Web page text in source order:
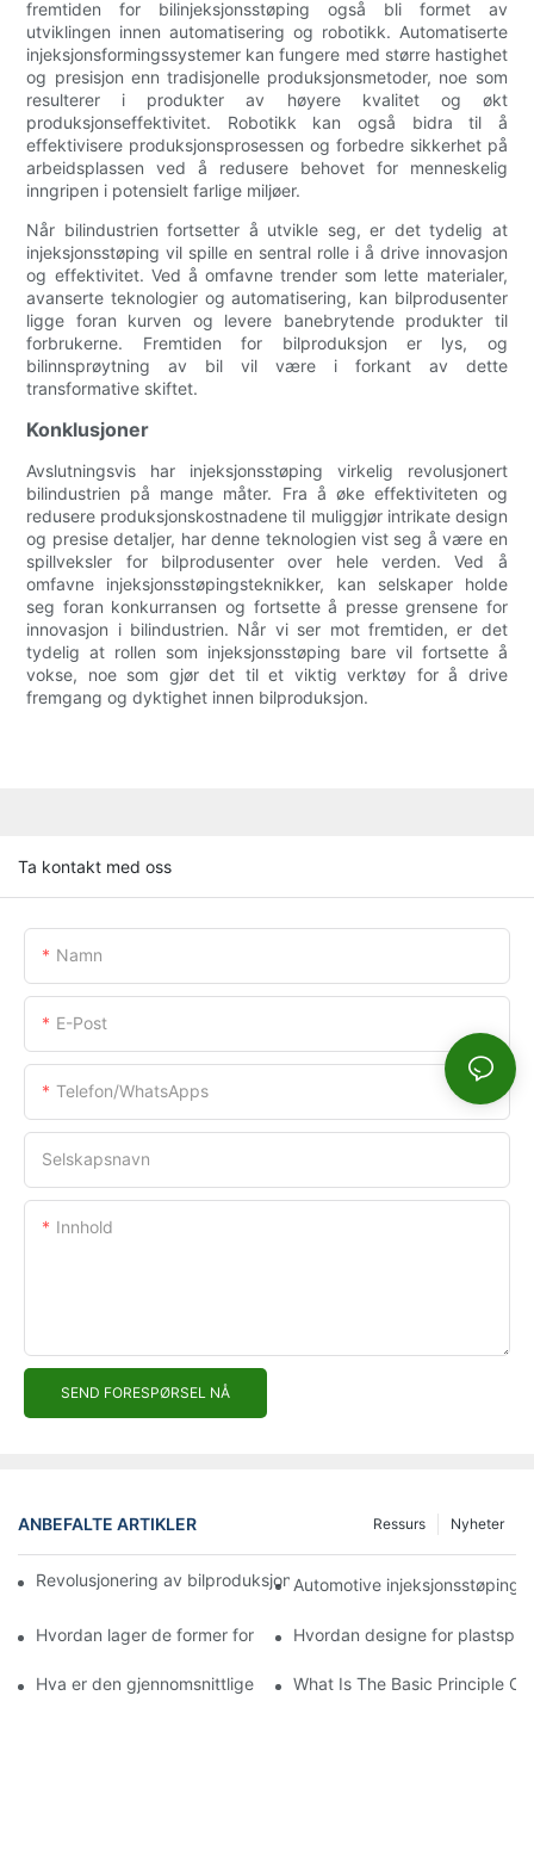
fremtiden for bilinjeksjonsstøping også bli formet av
utviklingen innen automatisering og robotikk. Automatiserte
injeksjonsformingssystemer kan fungere med større hastighet
og presisjon enn tradisjonelle produksjonsmetoder, noe som
resulterer i produkter av høyere kvalitet og økt
produksjonseffektivitet. Robotikk kan også bidra til å
effektivisere produksjonsprosessen og forbedre sikkerhet på
arbeidsplassen ved å redusere behovet for menneskelig
inngripen i potensielt farlige miljøer.
Når bilindustrien fortsetter å utvikle seg, er det tydelig at
injeksjonsstøping vil spille en sentral rolle i å drive innovasjon
og effektivitet. Ved å omfavne trender som lette materialer,
avanserte teknologier og automatisering, kan bilprodusenter
ligge foran kurven og levere banebrytende produkter til
forbrukerne. Fremtiden for bilproduksjon er lys, og
bilinnsprøytning av bil vil være i forkant av dette
transformative skiftet.
Konklusjoner
Avslutningsvis har injeksjonsstøping virkelig revolusjonert
bilindustrien på mange måter. Fra å øke effektiviteten og
redusere produksjonskostnadene til muliggjør intrikate design
og presise detaljer, har denne teknologien vist seg å være en
spillveksler for bilprodusenter over hele verden. Ved å
omfavne injeksjonsstøpingsteknikker, kan selskaper holde
seg foran konkurransen og fortsette å presse grensene for
innovasjon i bilindustrien. Når vi ser mot fremtiden, er det
tydelig at rollen som injeksjonsstøping bare vil fortsette å
vokse, noe som gjør det til et viktig verktøy for å drive
fremgang og dyktighet innen bilproduksjon.
Ta kontakt med oss
Namn
E-Post
Telefon/WhatsApps
Selskapsnavn
Innhold
SEND FORESPØRSEL NÅ
ANBEFALTE ARTIKLER Nyheter
Ressurs
Revolusjonering av bilproduksjon: Fremskritt av
Automotive
Hvordan lager de former for sprøytestøping?
Hvordan designe for
Hva er den gjennomsnittlige kostnaden for en sprøytestøpe?
What Is The Basic Principle